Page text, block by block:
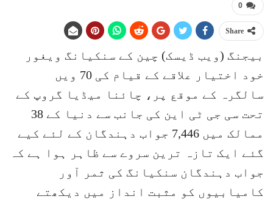
0
Share
بیجنگ (ویب ڈیسک) چین کے سنکیانگ ویغور
خود اختیار علاقے کے قیام کی 70 ویں
سالگرہ کے موقع پر، چائنا میڈیا گروپ کے
تحت سی جی ٹی این کی جانب سے دنیا کے 38
ممالک میں 7,446 جواب دہندگان کے لئے کیے
گئے ایک تازہ ترین سروے سے ظاہر ہوا ہے کہ
جواب دہندگان سنکیانگ کی ثمر آور
کامیابیوں کو مثبت انداز میں دیکھتے